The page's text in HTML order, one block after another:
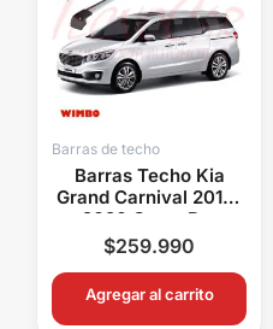
Barras de techo
Barras Techo Kia
Grand Carnival 2016-
2020 Cross Bar
Wimbo Aluminio Con
Llave
$259.990
Agregar al carrito